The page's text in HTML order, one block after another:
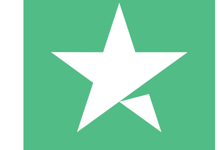
Individuele Creditpakketten
Betaal per gebruik met downloadtegoeden. Geen maandelijkse
1000